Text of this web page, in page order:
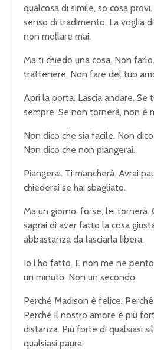
qualcosa di simile, so cosa
senso di tradimento. La voglia
non mollare mai.
Ma ti chiedo una cosa. Non
trattenere. Non fare del tuo
Apri la porta. Lascia andare. Se
sempre. Se non tornerà, non è
Non dico che sia facile. Non
Non dico che non piangerai.
Piangerai. Ti mancherà. Avrai
chiederai se hai sbagliato.
Ma un giorno, forse, lei tornerà.
saprai di aver fatto la cosa
abbastanza da lasciarla libera.
Io l’ho fatto. E non me ne
un minuto. Non un secondo.
Perché Madison è felice.
Perché il nostro amore è più
distanza. Più forte di qualsiasi
qualsiasi paura.